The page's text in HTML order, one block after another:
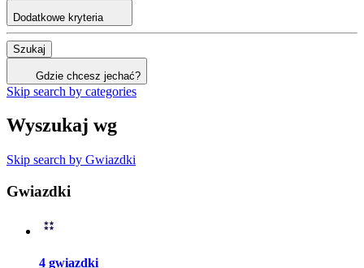
Dodatkowe kryteria
Szukaj
Gdzie chcesz jechać?
Skip search by categories
Wyszukaj wg
Skip search by Gwiazdki
Gwiazdki
4 gwiazdki